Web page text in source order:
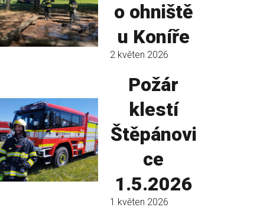
o ohniště
u Koníře
2 květen 2026
Požár
klestí
Štěpánovi
ce
1.5.2026
1 květen 2026